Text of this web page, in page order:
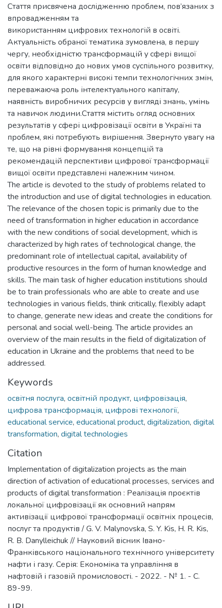
Стаття присвячена дослідженню проблем, пов’язаних з
впровадженням та
використанням цифрових технологій в освіті.
Актуальність обраної тематика зумовлена, в першу
чергу, необхідністю трансформацій у сфері вищої
освіти відповідно до нових умов суспільного розвитку,
для якого характерні високі темпи технологічних змін,
переважаюча роль інтелектуального капіталу,
наявність виробничих ресурсів у вигляді знань, умінь
та навичок людини.Стаття містить огляд основних
результатів у сфері цифровізації освіти в Україні та
проблем, які потребують вирішення. Звернуто увагу на
те, що на рівні формування концепцій та
рекомендацій перспективи цифрової трансформації
вищої освіти представлені належним чином.
The article is devoted to the study of problems related to
the introduction and use of digital technologies in education.
The relevance of the chosen topic is primarily due to the
need of transformation in higher education in accordance
with the new conditions of social development, which is
characterized by high rates of technological change, the
predominant role of intellectual capital, availability of
productive resources in the form of human knowledge and
skills. The main task of higher education institutions should
be to train professionals who are able to create and use
technologies in various fields, think critically, flexibly adapt
to change, generate new ideas and create the conditions for
personal and social well-being. The article provides an
overview of the main results in the field of digitalization of
education in Ukraine and the problems that need to be
addressed.
Keywords
освітня послуга, освітній продукт, цифровізація,
цифрова трансформація, цифрові технології,
educational service, educational product, digitalization, digital
transformation, digital technologies
Citation
Implementation of digitalization projects as the main
direction of activation of educational processes, services and
products of digital transformation : Реалізація проєктів
локальної цифровізації як основний напрям
активізації цифрової трансформації освітніх процесів,
послуг та продуктів / G. V. Malynovska, S. Y. Kis, H. R. Kis,
R. B. Danylleichuk // Науковий вісник Івано-
Франківського національного технічного університету
нафти і газу. Серія: Економіка та управління в
нафтовій і газовій промисловості. - 2022. - № 1. - C.
89-99.